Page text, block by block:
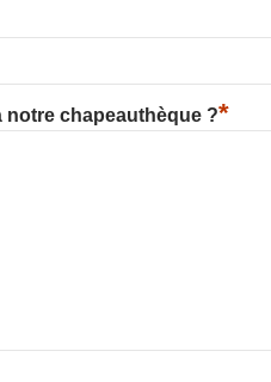
notre chapeauthèque ?*